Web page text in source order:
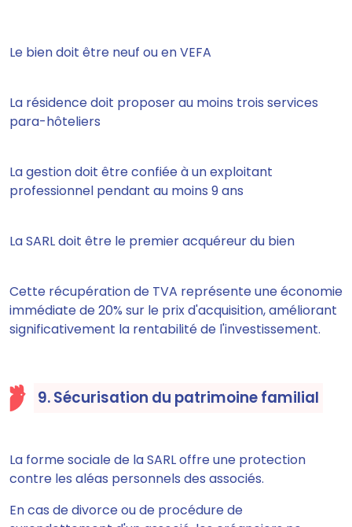
Le bien doit être neuf ou en VEFA
La résidence doit proposer au moins trois services
para-hôteliers
La gestion doit être confiée à un exploitant
professionnel pendant au moins 9 ans
La SARL doit être le premier acquéreur du bien
Cette récupération de TVA représente une économie
immédiate de 20% sur le prix d'acquisition, améliorant
significativement la rentabilité de l'investissement.
9. Sécurisation du patrimoine familial
La forme sociale de la SARL offre une protection
contre les aléas personnels des associés.
En cas de divorce ou de procédure de